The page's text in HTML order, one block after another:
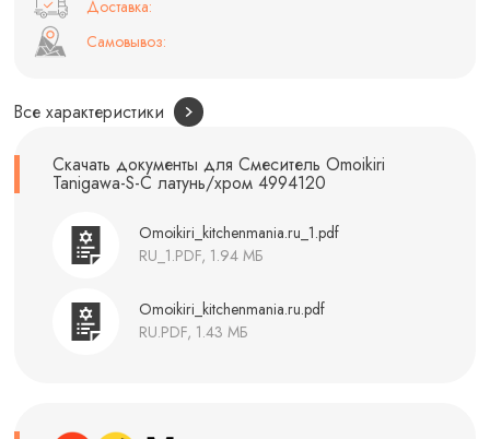
Доставка:
Самовывоз:
Все характеристики
Скачать документы для Смеситель Omoikiri
Tanigawa-S-С латунь/хром 4994120
Omoikiri_kitchenmania.ru_1.pdf
RU_1.PDF, 1.94 МБ
Omoikiri_kitchenmania.ru.pdf
RU.PDF, 1.43 МБ